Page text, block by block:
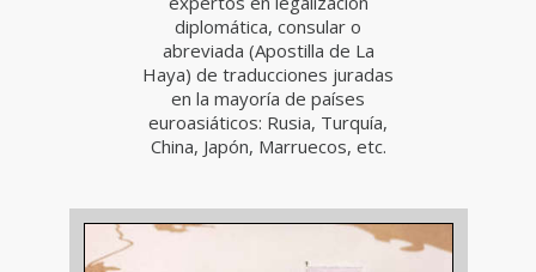
diplomática, consular o
abreviada (Apostilla de La
Haya) de traducciones juradas
en la mayoría de países
euroasiáticos: Rusia, Turquía,
China, Japón, Marruecos, etc.